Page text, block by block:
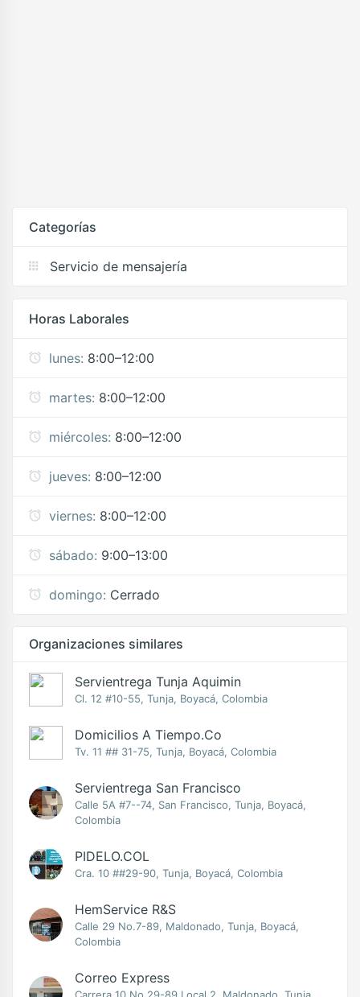
Categorías
Servicio de mensajería
Horas Laborales
lunes: 8:00–12:00
martes: 8:00–12:00
miércoles: 8:00–12:00
jueves: 8:00–12:00
viernes: 8:00–12:00
sábado: 9:00–13:00
domingo: Cerrado
Organizaciones similares
Servientrega Tunja Aquimin
Cl. 12 #10-55, Tunja, Boyacá, Colombia
Domicilios A Tiempo.co
Tv. 11 ## 31-75, Tunja, Boyacá, Colombia
Servientrega San Francisco
Calle 5A #7--74, San Francisco, Tunja, Boyacá,
Colombia
PIDELO.COL
Cra. 10 ##29-90, Tunja, Boyacá, Colombia
HemService R&S
Calle 29 No.7-89, Maldonado, Tunja, Boyacá,
Colombia
Correo Express